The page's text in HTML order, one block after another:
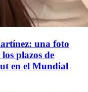
una foto
plazos de
en el Mundial